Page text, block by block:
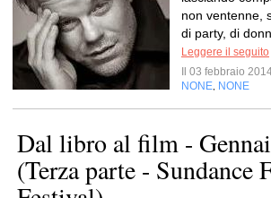
non ventenne,
di party, di
Leggere il seguito
Il 03 febbraio
NONE NONE
Dal libro al film -
(Terza parte - Sundance